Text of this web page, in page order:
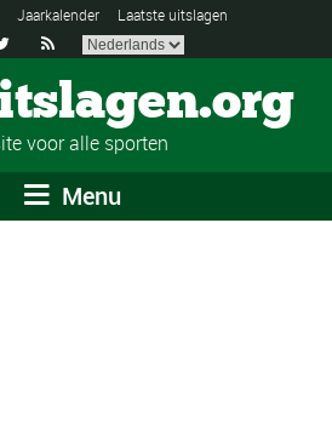
Jaarkalender Laatste uitslagen

voor alle sporten
Menu